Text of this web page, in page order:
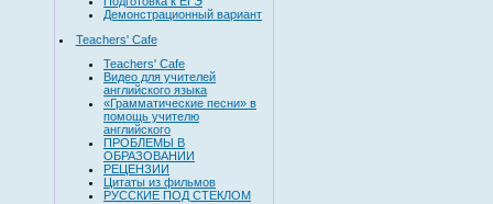
Демонстрационный вариант
Teachers' Cafe
Teachers' Cafe
Видео для учителей
английского языка
«Грамматические песни» в
помощь учителю
английского
ПРОБЛЕМЫ В
ОБРАЗОВАНИИ
РЕЦЕНЗИИ
Цитаты из фильмов
РУССКИЕ ПОД СТЕКЛОМ